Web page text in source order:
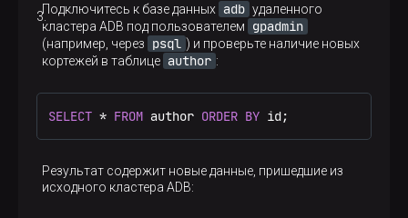
Подключитесь к базе данных adb удаленного
кластера ADB под пользователем
gpadmin
(например, через psql ) и проверьте наличие новых
кортежей в таблице author :
SELECT * FROM author ORDER BY id;
Результат содержит новые данные, пришедшие из
исходного кластера ADB: